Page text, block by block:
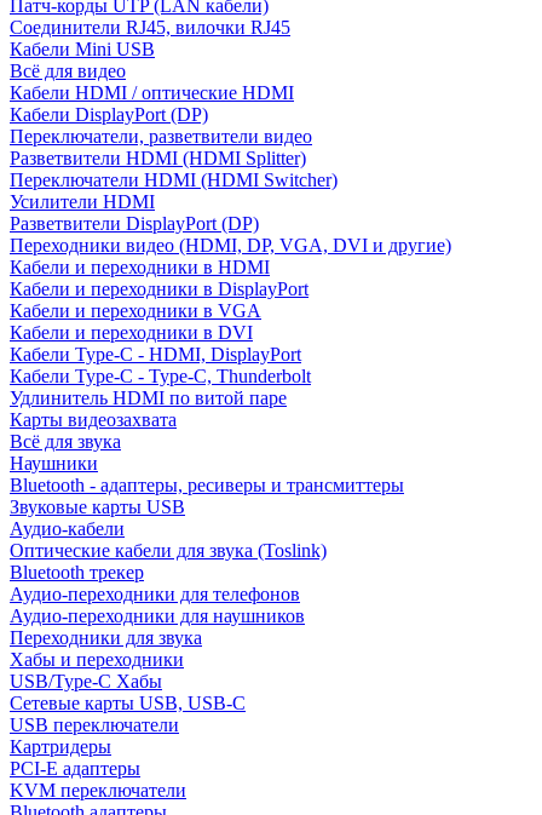
Патч-корды UTP (LAN кабели)
Соединители RJ45, вилочки RJ45
Кабели Mini USB
Всё для видео
Кабели HDMI / оптические HDMI
Кабели DisplayPort (DP)
Переключатели, разветвители видео
Разветвители HDMI (HDMI Splitter)
Переключатели HDMI (HDMI Switcher)
Усилители HDMI
Разветвители DisplayPort (DP)
Переходники видео (HDMI, DP, VGA, DVI и другие)
Кабели и переходники в HDMI
Кабели и переходники в DisplayPort
Кабели и переходники в VGA
Кабели и переходники в DVI
Кабели Type-C - HDMI, DisplayPort
Кабели Type-C - Type-C, Thunderbolt
Удлинитель HDMI по витой паре
Карты видеозахвата
Всё для звука
Наушники
Bluetooth - адаптеры, ресиверы и трансмиттеры
Звуковые карты USB
Аудио-кабели
Оптические кабели для звука (Toslink)
Bluetooth трекер
Аудио-переходники для телефонов
Аудио-переходники для наушников
Переходники для звука
Хабы и переходники
USB/Type-C Хабы
Сетевые карты USB, USB-C
USB переключатели
Картридеры
PCI-E адаптеры
KVM переключатели